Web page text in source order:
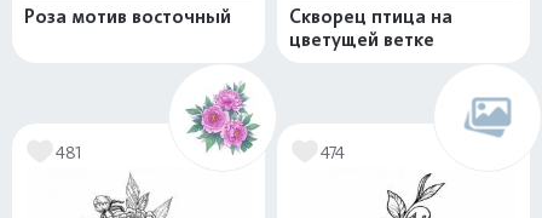
Роза мотив восточный
Скворец птица на
цветущей ветке
481 474